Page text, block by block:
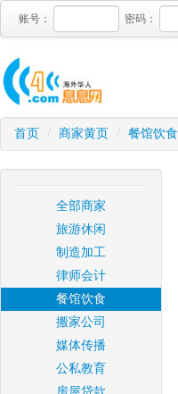
账号： 密码：
首页 / 商家黄页 / 餐馆饮食
全部商家
旅游休闲
制造加工
律师会计
餐馆饮食
搬家公司
媒体传播
公私教育